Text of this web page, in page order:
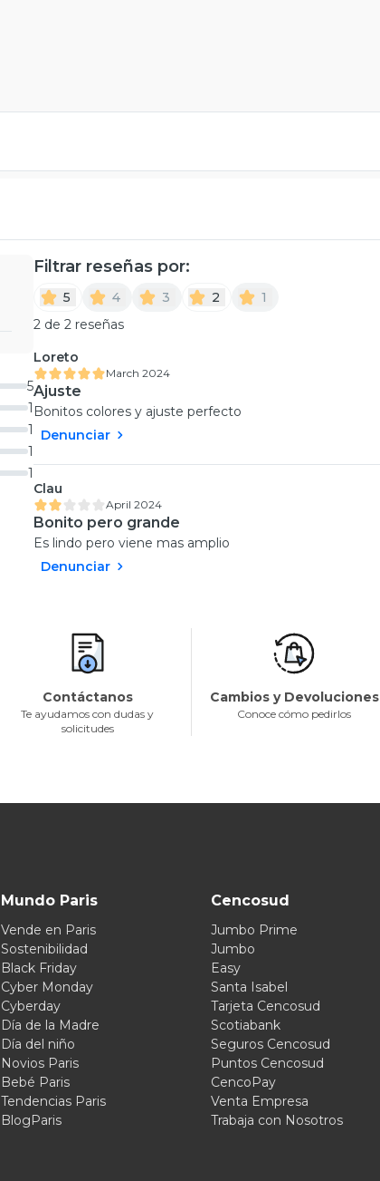
5
1
1
1
1
Filtrar reseñas por:
5 4 3 2
1
2 de 2 reseñas
Loreto
March 2024
Ajuste
Bonitos colores y ajuste perfecto
Denunciar
Clau
April 2024
Bonito pero grande
Es lindo pero viene mas amplio
Denunciar
Contáctanos
Te ayudamos con dudas y
solicitudes
Cambios y Devoluciones
Conoce cómo pedirlos
Mundo Paris
Vende en Paris
Sostenibilidad
Black Friday
Cyber Monday
Cyberday
Día de la Madre
Día del niño
Novios Paris
Bebé Paris
Tendencias Paris
BlogParis
Cencosud
Jumbo Prime
Jumbo
Easy
Santa Isabel
Tarjeta Cencosud
Scotiabank
Seguros Cencosud
Puntos Cencosud
CencoPay
Venta Empresa
Trabaja con Nosotros